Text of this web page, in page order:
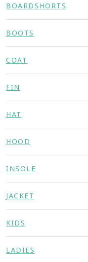
BOARDSHORTS
BOOTS
COAT
FIN
HAT
HOOD
INSOLE
JACKET
KIDS
LADIES